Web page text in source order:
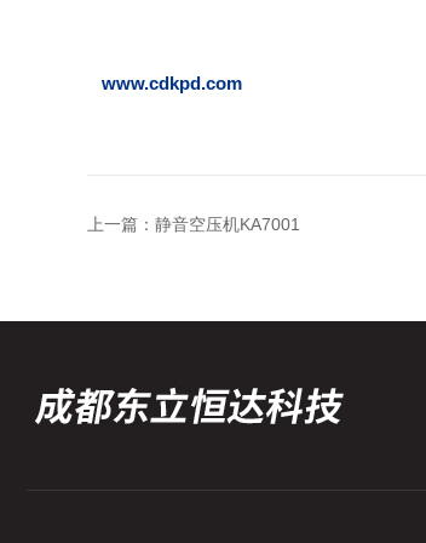
www.cdkpd.com
上一篇： 静音空压机KA7001